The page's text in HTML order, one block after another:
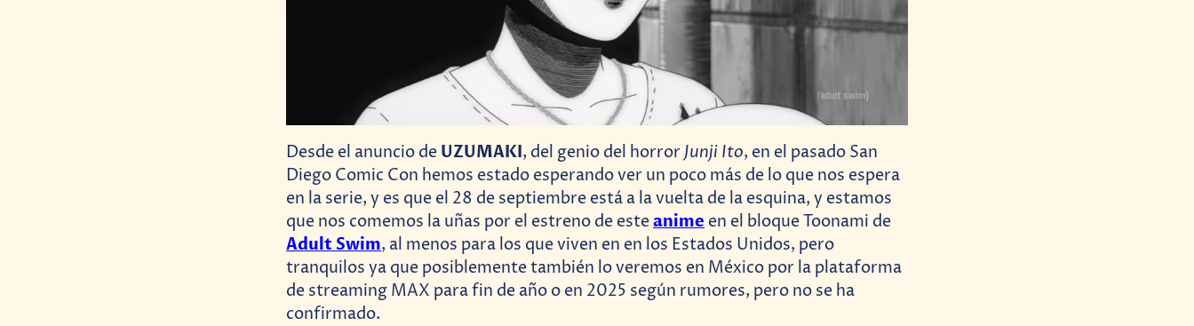
Desde el anuncio de UZUMAKI, del genio del horrorJunji Ito, en el pasado San
Diego Comic Con hemos estado esperando ver un poco más de lo que nos espera
en la serie, y es que el 28 de septiembre está a la vuelta de la esquina, y estamos
que nos comemos la uñas por el estreno de esteanime en el bloque Toonami de
Adult Swim, al menos para los que viven en en los Estados Unidos, pero
tranquilos ya que posiblemente también lo veremos en México por la plataforma
de streaming MAX para fin de año o en 2025 según rumores, pero no se ha
confirmado.